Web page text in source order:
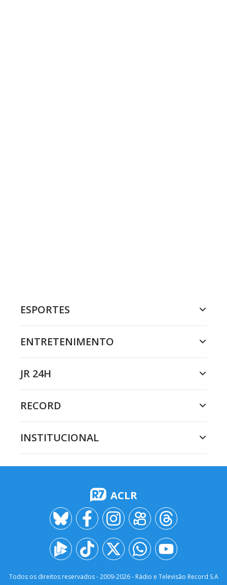
ESPORTES
ENTRETENIMENTO
JR 24H
RECORD
INSTITUCIONAL
ACLR
Todos os direitos reservados - 2009-2026- Rádio e Televisão Record S.A